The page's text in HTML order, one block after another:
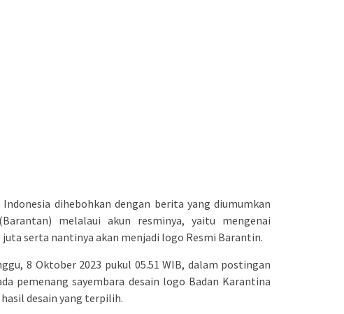
dihebohkan dengan berita yang diumumkan
melalaui akun resminya, yaitu mengenai
juta serta nantinya akan menjadi logo Resmi Barantin.
8 Oktober 2023 pukul 05.51 WIB, dalam postingan
pemenang sayembara desain logo Badan Karantina
desain yang terpilih.